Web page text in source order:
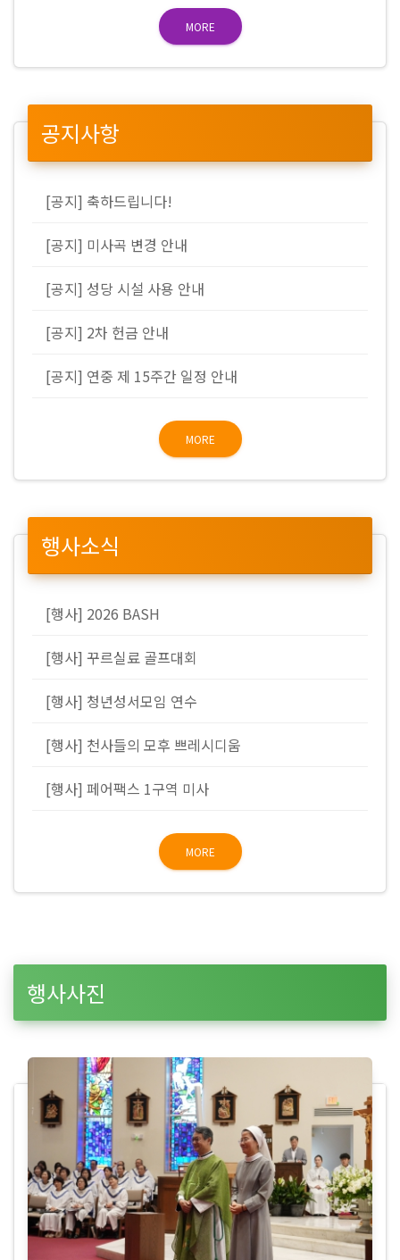
MORE
공지사항
[공지] 축하드립니다!
[공지] 미사곡 변경 안내
[공지] 성당 시설 사용 안내
[공지] 2차 헌금 안내
[공지] 연중 제 15주간 일정 안내
MORE
행사소식
[행사] 2026 BASH
[행사] 꾸르실료 골프대회
[행사] 청년성서모임 연수
[행사] 천사들의 모후 쁘레시디움
[행사] 페어팩스 1구역 미사
MORE
행사사진